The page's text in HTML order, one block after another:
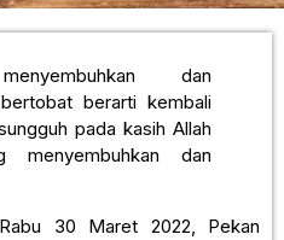
dan
berarti kembali
pada kasih Allah
menyembuhkan dan
30 Maret 2022, Pekan